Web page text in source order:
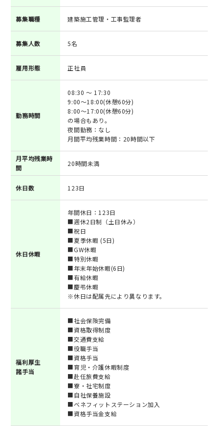
募集職種 建築施工管理・工事監理者
募集人数 5名
雇用形態 正社員
勤務時間
08:30 ～ 17:30
9:00～18:00(休憩60分)
8:00～17:00(休憩60分)
の場合もあり。
夜間勤務：なし
月間平均残業時間：20時間以下
月平均残業時
間
20時間未満
休日数 123日
休日休暇
年間休日：123日
■週休2日制（土日休み）
■祝日
■夏季休暇 (5日)
■GW休暇
■特別休暇
■年末年始休暇(6日)
■有給休暇
■慶弔休暇
※休日は配属先により異なります。
福利厚生
諸手当
■社会保険完備
■資格取得制度
■交通費支給
■役職手当
■資格手当
■育児・介護休暇制度
■赴任旅費支給
■寮・社宅制度
■自社保養施設
■ベネフィットステーション加入
■資格手当金支給